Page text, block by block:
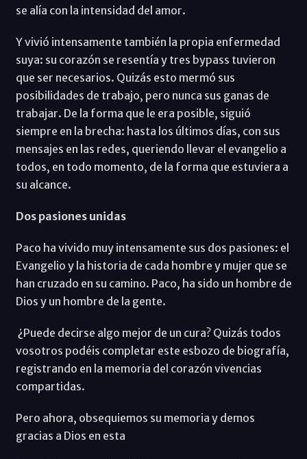
se alía con la intensidad del amor.
Y vivió intensamente también la propia enfermedad
suya: su corazón se resentía y tres bypass tuvieron
que ser necesarios. Quizás esto mermó sus
posibilidades de trabajo, pero nunca sus ganas de
trabajar. De la forma que le era posible, siguió
siempre en la brecha: hasta los últimos días, con sus
mensajes en las redes, queriendo llevar el evangelio a
todos, en todo momento, de la forma que estuviera a
su alcance.
Dos pasiones unidas
Paco ha vivido muy intensamente sus dos pasiones: el
Evangelio y la historia de cada hombre y mujer que se
han cruzado en su camino. Paco, ha sido un hombre de
Dios y un hombre de la gente.
¿Puede decirse algo mejor de un cura? Quizás todos
vosotros podéis completar este esbozo de biografía,
registrando en la memoria del corazón vivencias
compartidas.
Pero ahora, obsequiemos su memoria y demos
gracias a Dios en esta